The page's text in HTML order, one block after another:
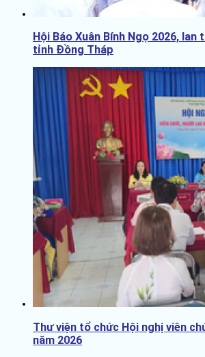
Hội Báo Xuân Bính Ngọ 2026,
tỉnh Đồng Tháp
Thư viện tổ chức Hội nghị viên
năm 2026